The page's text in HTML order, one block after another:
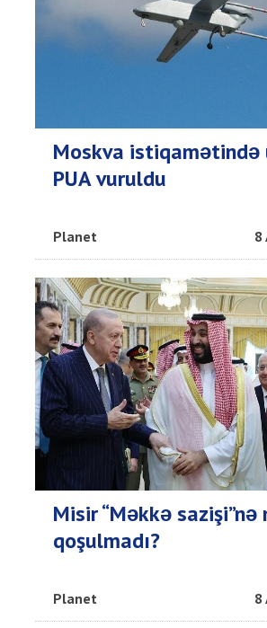
Moskva istiqamətində
PUA vuruldu
Planet 8
Misir “Məkkə sazişi”nə
qoşulmadı?
Planet 8